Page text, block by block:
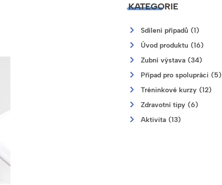
KATEGORIE
Sdílení případů (1)
Úvod produktu (16)
Zubní výstava (34)
Případ pro spolupráci (5)
Tréninkové kurzy (12)
Zdravotní tipy (6)
Aktivita (13)